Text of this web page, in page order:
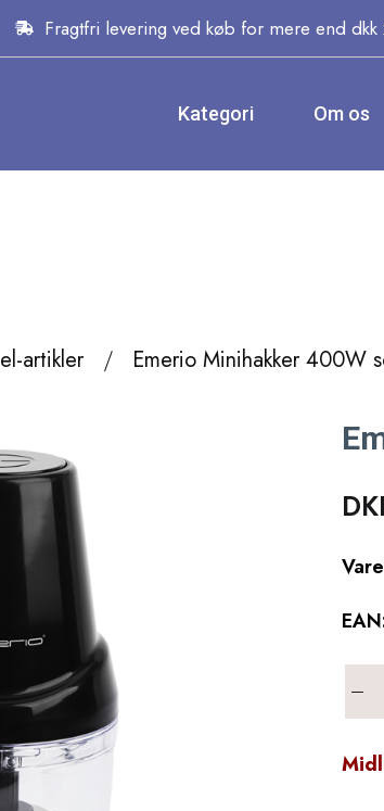
Fragtfri levering ved køb for mere end
Kategori Om os
artikler Emerio Minihakker 400W